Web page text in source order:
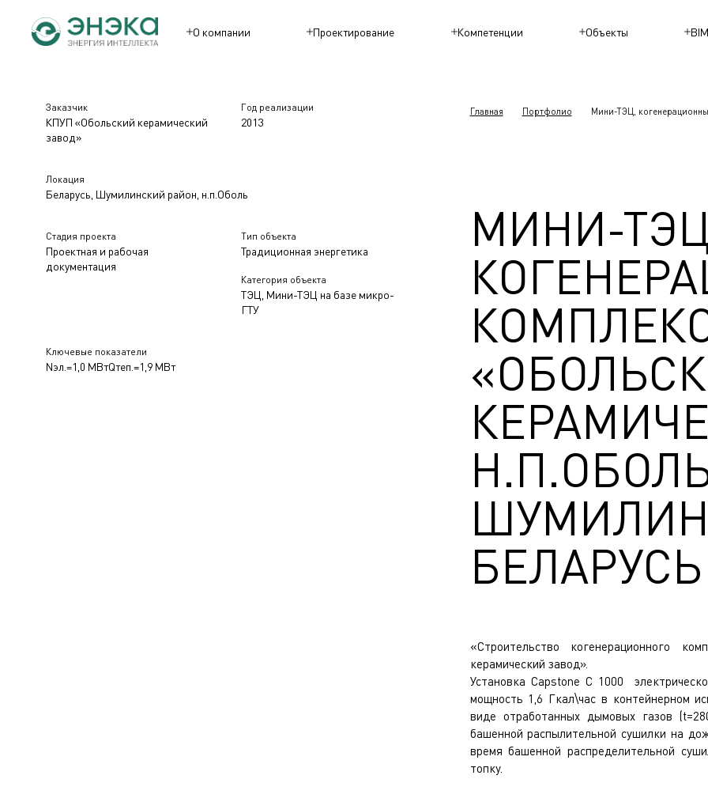
О компании Проектирование Компетенции Объекты
Заказчик
КПУП «Обольский керамический
завод»
Год реализации
2013
Локация
Беларусь, Шумилинский район, н.п.Оболь
Стадия проекта
Проектная и рабочая
документация
Тип объекта
Традиционная энергетика
Категория объекта
ТЭЦ, Мини-ТЭЦ на базе микро-
ГТУ
Ключевые показатели
Nэл.=1,0 МВтQтеп.=1,9 МВт
Главная Портфолио Мини-ТЭЦ,
МИНИ-
БЕЛАРУСЬ
«Строительство когенерационного
керамический завод».
Установка Capstone C 1000
мощность 1,6 Гкал\час в контейнерном
виде отработанных дымовых газов
башенной распылительной сушилки на
время башенной распределительной
топку.